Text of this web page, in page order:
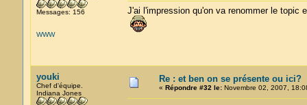
Messages: 156
WWW
J'ai l'impression qu'on va renommer le topic
youki
Chef d'équipe.
Indiana Jones
Re : et ben on se présente ou ici?
« Répondre #32 le:Novembre 02, 2007,